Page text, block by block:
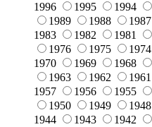
1996
1995 1994
1989
1988 1987
1983
1982 1981
1976
1975 1974
1970
1969 1968
1963
1962 1961
1957
1956 1955
1950
1949 1948
1944
1943 1942